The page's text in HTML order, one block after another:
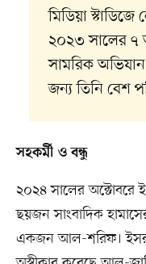
মিডিয়া
২০২৩ সালের ৭
সামরিক অভিযান
জন্য তিনি বেশ
সহকর্মী ও বন্ধু
২০২৪ সালের অক্টোবরে
ছয়জন সাংবাদিক
একজন আল-শরিফ।